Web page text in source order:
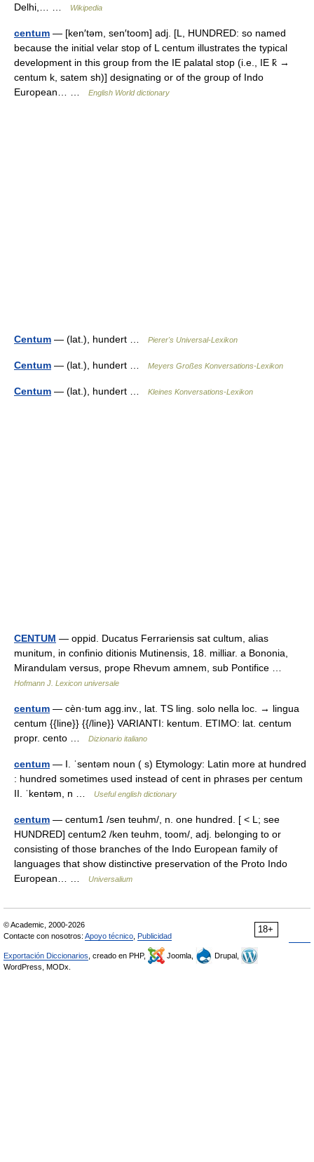
Delhi,… …
Wikipedia
centum — [ken′təm, sen′toom] adj. [L, HUNDRED: so named
because the initial velar stop of L centum illustrates the typical
development in this group from the IE palatal stop (i.e., IE k̑ →
centum k, satem sh)] designating or of the group of Indo
European… …
English World dictionary
Centum — (lat.), hundert … Pierer's Universal-Lexikon
Centum — (lat.), hundert … Meyers Großes Konversations-Lexikon
Centum — (lat.), hundert … Kleines Konversations-Lexikon
CENTUM — oppid. Ducatus Ferrariensis sat cultum, alias
munitum, in confinio ditionis Mutinensis, 18. milliar. a Bononia,
Mirandulam versus, prope Rhevum amnem, sub Pontifice …
Hofmann J. Lexicon universale
centum — cèn·tum agg.inv., lat. TS ling. solo nella loc. → lingua
centum {{line}} {{/line}} VARIANTI: kentum. ETIMO: lat. centum
propr. cento …
Dizionario italiano
centum — I. ˈsentəm noun ( s) Etymology: Latin more at hundred
: hundred sometimes used instead of cent in phrases per centum
II. ˈkentəm, n …
Useful english dictionary
centum — centum1 /sen teuhm/, n. one hundred. [ < L; see
HUNDRED] centum2 /ken teuhm, toom/, adj. belonging to or
consisting of those branches of the Indo European family of
languages that show distinctive preservation of the Proto Indo
European… …
Universalium
18+
© Academic, 2000-2026
Contacte con nosotros: Apoyo técnico Publicidad
Exportación Diccionarios , creado en PHP, Joomla,
Drupal,
WordPress, MODx.